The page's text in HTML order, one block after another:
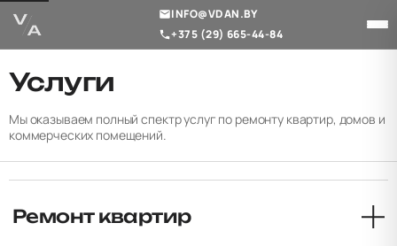
INFO@VDAN.BY
+375 (29) 665-44-84
Услуги
Мы оказываем полный спектр услуг по ремонту квартир, домов и
коммерческих помещений.
Ремонт квартир